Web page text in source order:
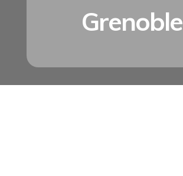
Grenoble